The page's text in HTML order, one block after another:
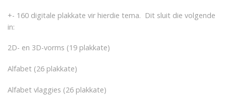
+- 160 digitale plakkate vir hierdie tema. Dit sluit die volgende
in:
2D- en 3D-vorms (19 plakkate)
Alfabet (26 plakkate)
Alfabet vlaggies (26 plakkate)